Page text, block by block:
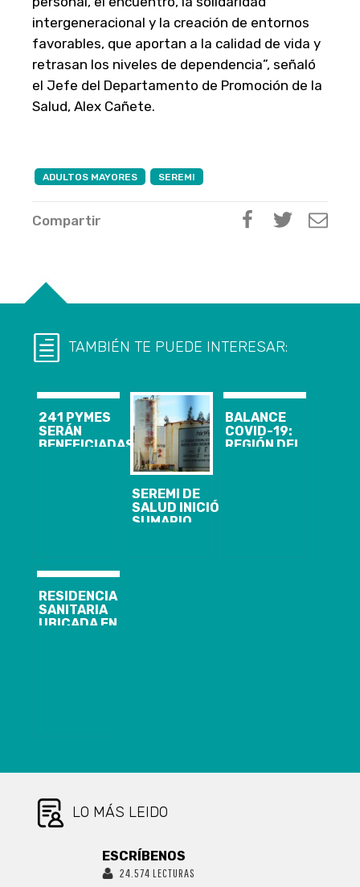
intergeneracional y la creación de entornos
favorables, que aportan a la calidad de vida y
retrasan los niveles de dependencia”, señaló
el Jefe del Departamento de Promoción de la
Salud, Alex Cañete.
ADULTOS MAYORES SEREMI
Compartir
TAMBIÉN TE PUEDE INTERESAR:
241 PYMES
SERÁN
BENEFICIADAS
SEREMI DE
SALUD INICIÓ
SUMARIO
BALANCE
COVID-19:
REGIÓN DEL
RESIDENCIA
SANITARIA
UBICADA EN
LO MÁS LEIDO
ESCRÍBENOS
24.574 LECTURAS